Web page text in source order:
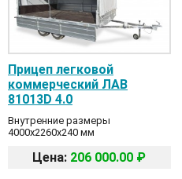
Прицеп легковой
коммерческий ЛАВ
81013D 4.0
Внутренние размеры
4000x2260x240 мм
Цена: 206 000.00 ₽